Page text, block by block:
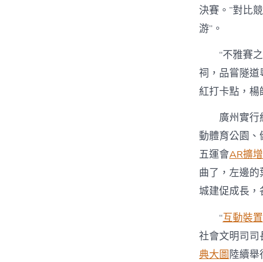
決賽。”對比
游”。
“不雅賽
祠，品嘗隧
紅打卡點，楊
廣州實行
動體育公園
五運會AR擴
曲了，左邊
城建促成長，
“互動裝置
社會文明司
典大圖陸續舉